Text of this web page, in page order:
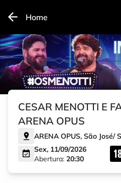
Home
CESAR MENOTTI E
ARENA OPUS
ARENA OPUS, São José/
Sex, 11/09/2026
Abertura: 20:30